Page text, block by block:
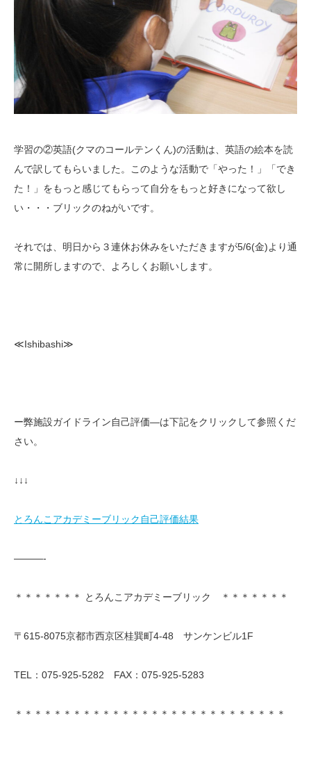
学習の②英語(クマのコールテンくん)の活動は、英語の絵本を読
んで訳してもらいました。このような活動で「やった！」「でき
た！」をもっと感じてもらって自分をもっと好きになって欲し
い・・・ブリックのねがいです。
それでは、明日から３連休お休みをいただきますが5/6(金)より通
常に開所しますので、よろしくお願いします。
≪Ishibashi≫
ー弊施設ガイドライン自己評価—は下記をクリックして参照くだ
さい。
↓↓↓
とろんこアカデミーブリック自己評価結果
———-
＊＊＊＊＊＊＊ とろんこアカデミーブリック ＊＊＊＊＊＊＊
〒615-8075京都市西京区桂巽町4-48 サンケンビル1F
TEL：075-925-5282 FAX：075-925-5283
＊＊＊＊＊＊＊＊＊＊＊＊＊＊＊＊＊＊＊＊＊＊＊＊＊＊＊＊